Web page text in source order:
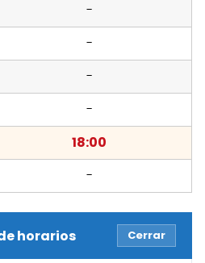
-
-
-
-
18:00
-
horarios Cerrar